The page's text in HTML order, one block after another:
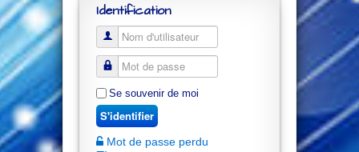
Identification
Se souvenir de moi
S'identifier
Mot de passe perdu